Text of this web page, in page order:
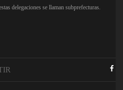
delegaciones se llaman subprefecturas.